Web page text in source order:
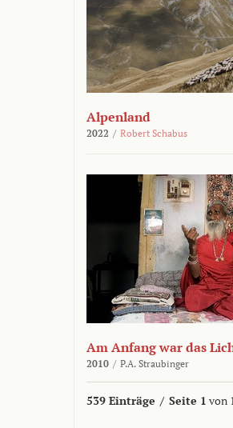
Alpenland
2022 / Robert Schabus
Am Anfang war das
2010 / P.A. Straubinger
539 Einträge / Seite 1 von